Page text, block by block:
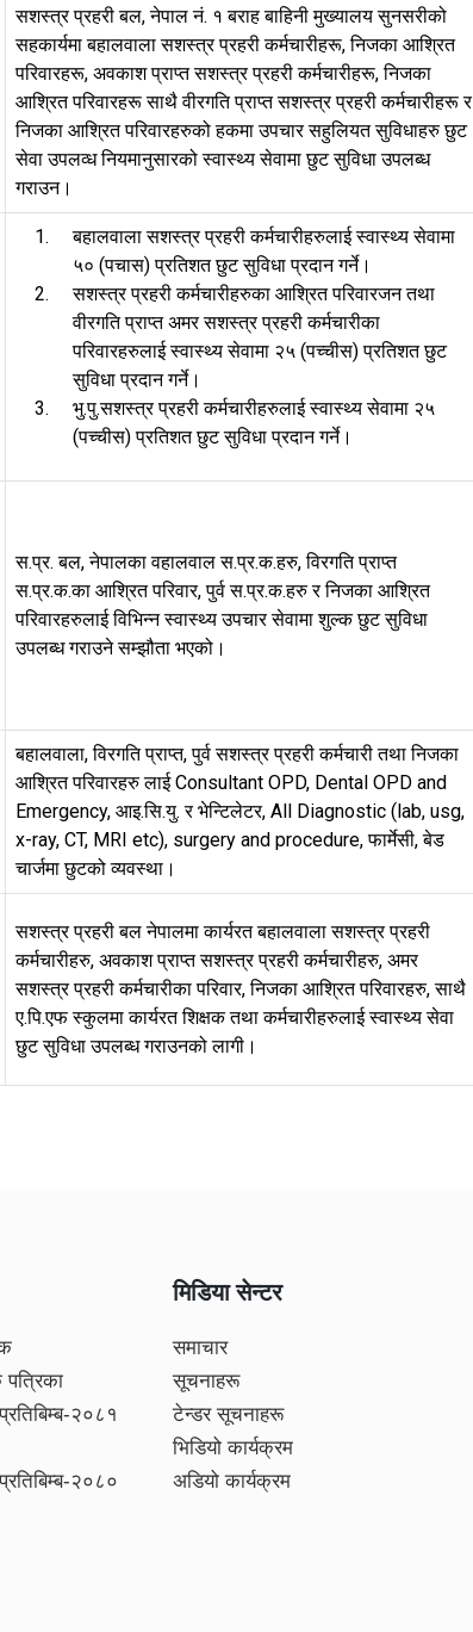
सशस्त्र प्रहरी बल, नेपाल नं. १ बराह बाहिनी मुख्यालय सुनसरीको
सहकार्यमा बहालवाला सशस्त्र प्रहरी कर्मचारीहरू, निजका आश्रित
परिवारहरू, अवकाश प्राप्त सशस्त्र प्रहरी कर्मचारीहरू, निजका
आश्रित परिवारहरू साथै वीरगति प्राप्त सशस्त्र प्रहरी कर्मचारीहरू र
निजका आश्रित परिवारहरुको हकमा उपचार सहुलियत सुविधाहरु छुट
सेवा उपलव्ध नियमानुसारको स्वास्थ्य सेवामा छुट सुविधा उपलब्ध
गराउन।
बहालवाला सशस्त्र प्रहरी कर्मचारीहरुलाई स्वास्थ्य सेवामा
५० (पचास) प्रतिशत छुट सुविधा प्रदान गर्ने।
सशस्त्र प्रहरी कर्मचारीहरुका आश्रित परिवारजन तथा
वीरगति प्राप्त अमर सशस्त्र प्रहरी कर्मचारीका
परिवारहरुलाई स्वास्थ्य सेवामा २५ (पच्चीस) प्रतिशत छुट
सुविधा प्रदान गर्ने।
भु.पु.सशस्त्र प्रहरी कर्मचारीहरुलाई स्वास्थ्य सेवामा २५
(पच्चीस) प्रतिशत छुट सुविधा प्रदान गर्ने।
स.प्र. बल, नेपालका वहालवाल स.प्र.क.हरु, विरगति प्राप्त
स.प्र.क.का आश्रित परिवार, पुर्व स.प्र.क.हरु र निजका आश्रित
परिवारहरुलाई विभिन्न स्वास्थ्य उपचार सेवामा शुल्क छुट सुविधा
उपलब्ध गराउने सम्झौता भएको।
बहालवाला, विरगति प्राप्त, पुर्व सशस्त्र प्रहरी कर्मचारी तथा निजका
आश्रित परिवारहरु लाई Consultant OPD, Dental OPD and
Emergency, आइ.सि.यु. र भेन्टिलेटर, All Diagnostic (lab, usg,
x-ray, CT, MRI etc), surgery and procedure, फार्मेसी, बेड
चार्जमा छुटको व्यवस्था।
सशस्त्र प्रहरी बल नेपालमा कार्यरत बहालवाला सशस्त्र प्रहरी
कर्मचारीहरु, अवकाश प्राप्त सशस्त्र प्रहरी कर्मचारीहरु, अमर
सशस्त्र प्रहरी कर्मचारीका परिवार, निजका आश्रित परिवारहरु, साथै
ए.पि.एफ स्कुलमा कार्यरत शिक्षक तथा कर्मचारीहरुलाई स्वास्थ्य सेवा
छुट सुविधा उपलब्ध गराउनको लागी।
पत्रिका
२०८१
२०८०
मिडिया सेन्टर
समाचार
सूचनाहरू
टेन्डर सूचनाहरू
भिडियो कार्यक्रम
अडियो कार्यक्रम